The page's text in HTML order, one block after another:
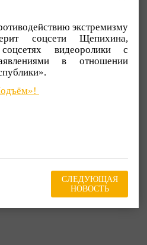
экстремизму
соцсети Щепихина,
видеоролики с
в отношении
СЛЕДУЮЩАЯ
НОВОСТЬ